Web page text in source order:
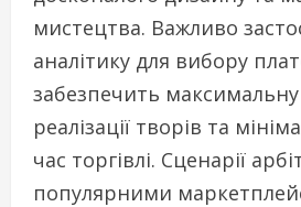
мистецтва. Важливо
аналітику для вибору
забезпечить
реалізації творів та
час торгівлі. Сценарії
популярними